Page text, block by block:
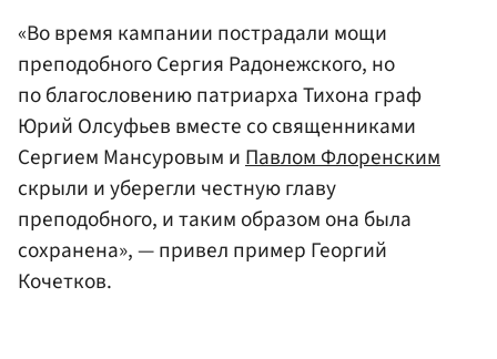
«Во время кампании пострадали мощи
преподобного Сергия Радонежского, но
по благословению патриарха Тихона граф
Юрий Олсуфьев вместе со священниками
Сергием Мансуровым иПавлом Флоренским
скрыли и уберегли честную главу
преподобного, и таким образом она была
сохранена», — привел пример Георгий
Кочетков.